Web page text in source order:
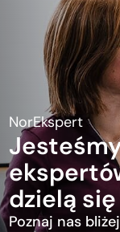
NorEkspert
dzielą
Poznaj nas bliżej